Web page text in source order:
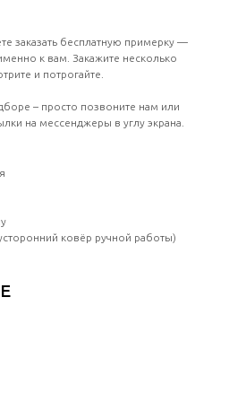
заказать бесплатную примерку —
к вам. Закажите несколько
и потрогайте.
– просто позвоните нам или
на мессенджеры в углу экрана.
ковёр ручной работы)